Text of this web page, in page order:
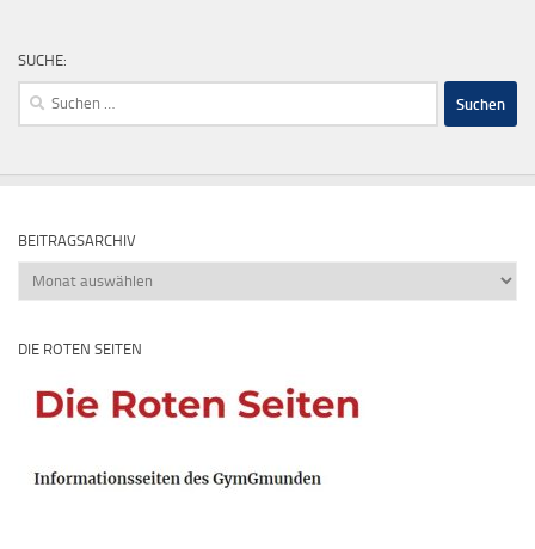
SUCHE:
Suchen
BEITRAGSARCHIV
Beitragsarchiv
DIE ROTEN SEITEN